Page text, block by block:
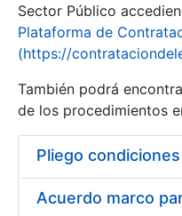
Erakutsi/Ezkutatu
Sector Público
Plataforma de
(https://
También podrá
de los procedimientos